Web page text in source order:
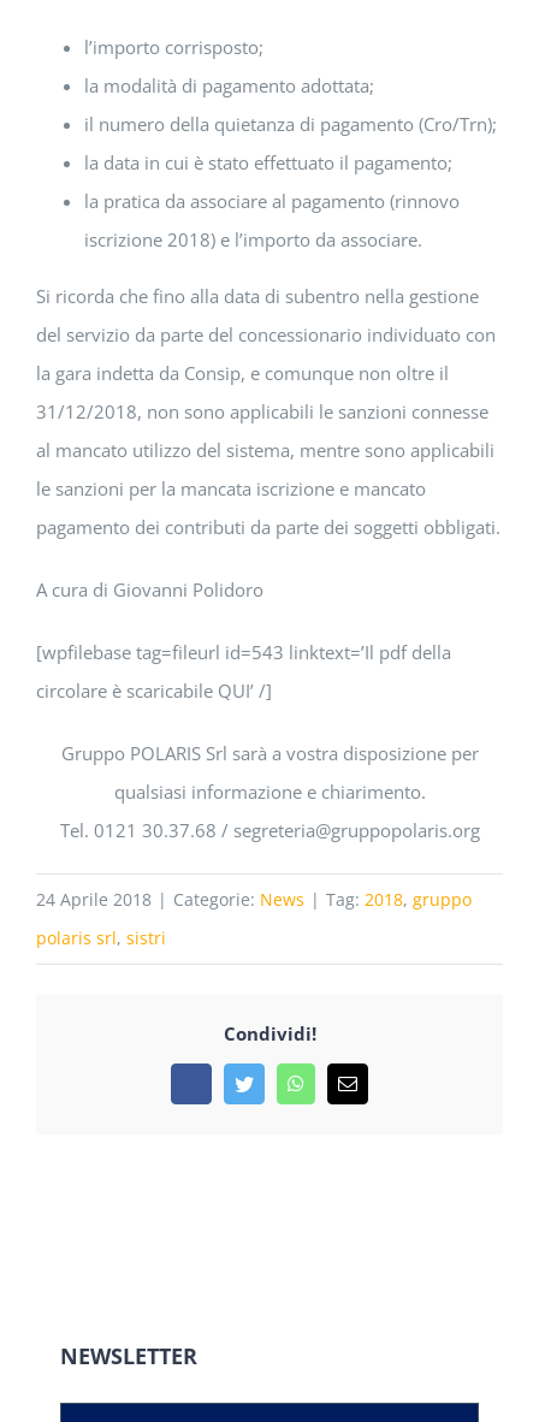
l’importo corrisposto;
la modalità di pagamento adottata;
il numero della quietanza di pagamento (Cro/Trn);
la data in cui è stato effettuato il pagamento;
la pratica da associare al pagamento (rinnovo
iscrizione 2018) e l’importo da associare.
Si ricorda che fino alla data di subentro nella gestione
del servizio da parte del concessionario individuato con
la gara indetta da Consip, e comunque non oltre il
31/12/2018, non sono applicabili le sanzioni connesse
al mancato utilizzo del sistema, mentre sono applicabili
le sanzioni per la mancata iscrizione e mancato
pagamento dei contributi da parte dei soggetti obbligati.
A cura di Giovanni Polidoro
[wpfilebase tag=fileurl id=543 linktext=’Il pdf della
circolare è scaricabile QUI’ /]
Gruppo POLARIS Srl sarà a vostra disposizione per
qualsiasi informazione e chiarimento.
Tel. 0121 30.37.68 / segreteria@gruppopolaris.org
24 Aprile 2018 | Categorie: News | Tag: 2018, gruppo
polaris srl, sistri
Condividi!
FacebookTwitterWhatsApp
Email
NEWSLETTER